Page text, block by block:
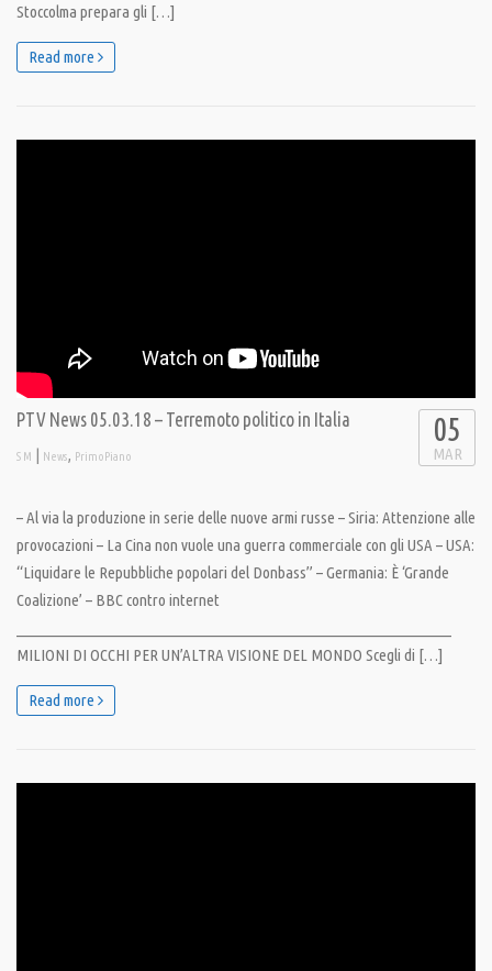
Stoccolma prepara gli […]
Read more
PTV News 05.03.18 – Terremoto politico in Italia
S M | News, PrimoPiano
05
MAR
– Al via la produzione in serie delle nuove armi russe – Siria: Attenzione alle
provocazioni – La Cina non vuole una guerra commerciale con gli USA – USA:
“Liquidare le Repubbliche popolari del Donbass” – Germania: È ‘Grande
Coalizione’ – BBC contro internet
MILIONI DI OCCHI PER UN’ALTRA VISIONE DEL MONDO Scegli di […]
Read more